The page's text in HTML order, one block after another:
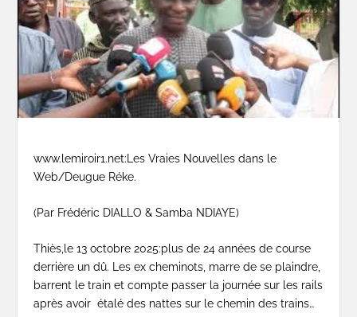
www.lemiroir1.net:Les Vraies Nouvelles dans le
Web/Deugue Réke.
(Par Frédéric DIALLO & Samba NDIAYE)
Thiès,le 13 octobre 2025:plus de 24 années de course
derrière un dû. Les ex cheminots, marre de se plaindre,
barrent le train et compte passer la journée sur les rails
après avoir étalé des nattes sur le chemin des trains…